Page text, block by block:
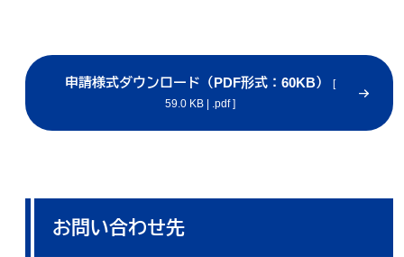
申請様式ダウンロード（PDF形式：60KB）
[
59.0 KB | .pdf ]
お問い合わせ先